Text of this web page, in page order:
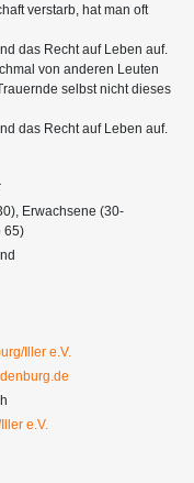
verstarb, hat man oft
das Recht auf Leben auf.
von anderen Leuten
selbst nicht dieses
das Recht auf Leben auf.
Erwachsene (30-
65)
Iller e.V.
e.V.